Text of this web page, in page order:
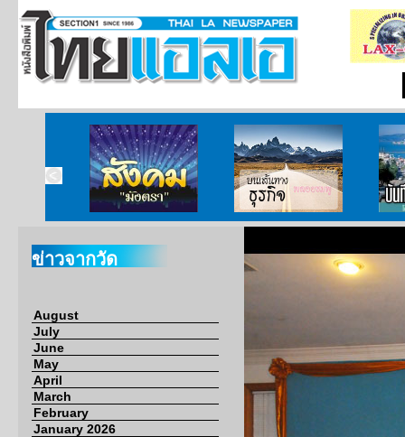
สังคมมังตรา บนเส้นทางธุรกิจ บั
ข่าวจากวัด
August
July
June
May
April
March
February
January 2026